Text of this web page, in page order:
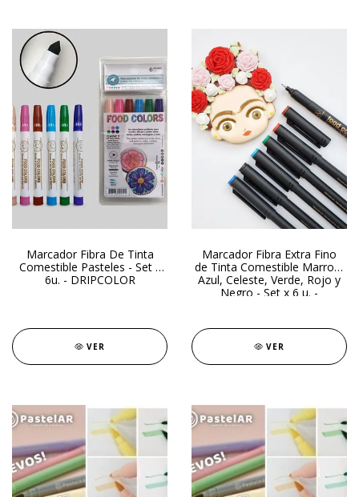
Marcador Fibra De Tinta
Comestible Pasteles - Set x
6u. - DRIPCOLOR
VER
Marcador Fibra Extra Fino
de Tinta Comestible Marron,
Azul, Celeste, Verde, Rojo y
Negro - Set x 6 u. -
VER